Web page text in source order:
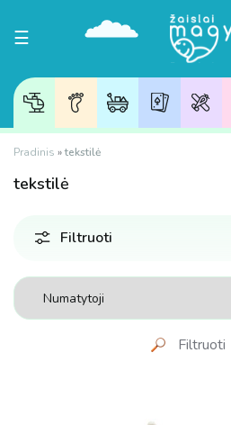
Toggle navigation
☰
Pradinis »tekstilė
tekstilė
Filtruoti
Filtruoti